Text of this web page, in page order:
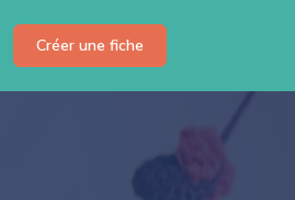
Créer une fiche